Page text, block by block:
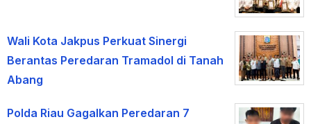
Wali Kota Jakpus Perkuat Sinergi
Berantas Peredaran Tramadol di Tanah
Abang
Polda Riau Gagalkan Peredaran 7